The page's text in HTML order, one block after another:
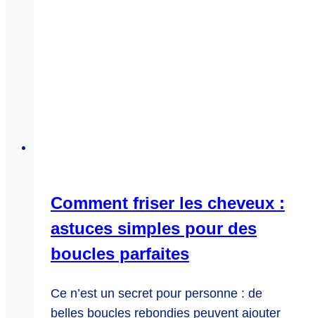
Comment friser les cheveux :
astuces simples pour des
boucles parfaites
Ce n’est un secret pour personne : de
belles boucles rebondies peuvent ajouter